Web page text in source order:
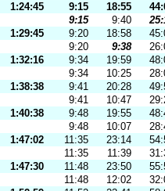
1:24:45 9:15 18:55
9:15
9:40
1:29:45 9:20 18:58
9:20
9:38
1:32:16 9:34 19:59
9:34
10:25
1:38:38 9:41 20:28
9:41
10:47
1:40:38 9:48 19:55
9:48
10:07
1:47:02 11:35 23:14
11:35
11:39
1:47:30 11:48 23:50
11:48
12:02